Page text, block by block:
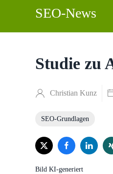
SEO-News
Studie zu
Christian Kunz
SEO-Grundlagen
Bild KI-generiert